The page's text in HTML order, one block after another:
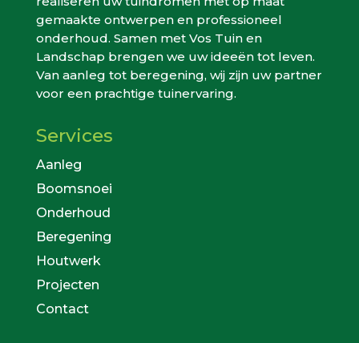
gemaakte ontwerpen en professioneel
onderhoud. Samen met Vos Tuin en
Landschap brengen we uw ideeën tot leven.
Van aanleg tot beregening, wij zijn uw partner
voor een prachtige tuinervaring.
Services
Aanleg
Boomsnoei
Onderhoud
Beregening
Houtwerk
Projecten
Contact